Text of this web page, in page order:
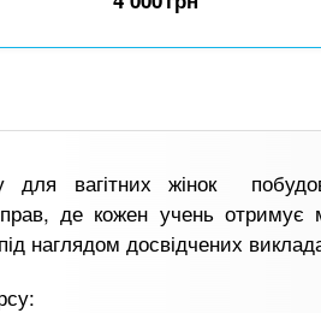
для вагітних жінок
де кожен учень отримує
наглядом досвідчених